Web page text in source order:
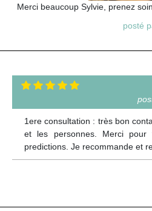
Merci beaucoup Sylvie, prenez
posté
1ere consultation : très bon
et les personnes. Merci pour
predictions. Je recommande et